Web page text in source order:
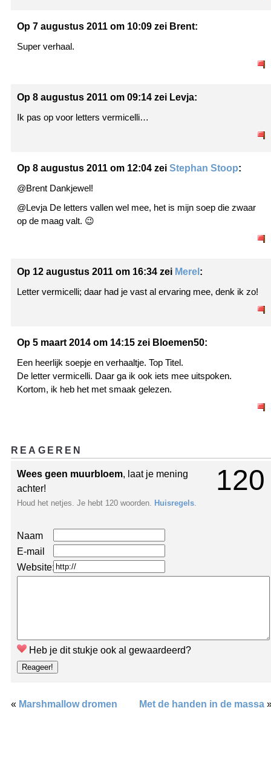
Op 7 augustus 2011 om 10:09 zei Brent:
Super verhaal.
Op 8 augustus 2011 om 09:14 zei Levja:
Ik pas op voor letters vermicelli…
Op 8 augustus 2011 om 12:04 zei Stephan Stoop:
@Brent Dankjewel!
@Levja De letters vallen wel mee, het is mijn soep die zwaar
op de maag valt. 😉
Op 12 augustus 2011 om 16:34 zei Merel :
Letter vermicelli; daar had je vast al ervaring mee, denk ik zo!
Op 5 maart 2014 om 14:15 zei Bloemen50:
Een heerlijk soepje en verhaaltje. Top Titel.
De letter vermicelli. Daar ga ik ook iets mee uitspoken.
Kortom, ik heb het met smaak gelezen.
REAGEREN
120
Wees geen muurbloem, laat je mening
achter!
Houd het netjes. Je hebt 120 woorden. Huisregels
Naam
E-mail
Website:
Heb je dit stukje ook al gewaardeerd?
« Marshmallow dromen Met de handen in de massa